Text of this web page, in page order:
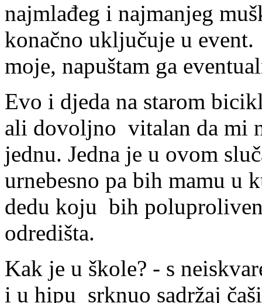
najmlađeg i najmanjeg
konačno uključuje u
moje, napuštam ga
Evo i djeda na starom
ali dovoljno vitalan da mi
jednu. Jedna je u ovom
urnebesno pa bih mamu u
dedu koju bih
odredišta.
Kak je u škole? - s
i u hipu srknuo sadržaj